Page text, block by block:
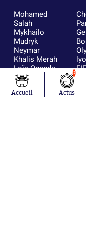
Mohamed
Salah
Mykhailo
Mudryk
Neymar
Khalis Merah
Loïs Openda
Moussa
Niakhaté
Nicolás
Accueil
0
Actus